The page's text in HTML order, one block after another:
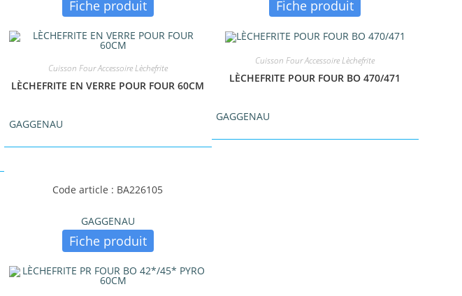
Fiche produit
Cuisson Four Accessoire Lèchefrite
LÈCHEFRITE EN VERRE POUR FOUR 60CM
GAGGENAU
Fiche produit
Cuisson Four Accessoire Lèchefrite
LÈCHEFRITE POUR FOUR BO 470/471
GAGGENAU
Code article : BA226105
GAGGENAU
Fiche produit